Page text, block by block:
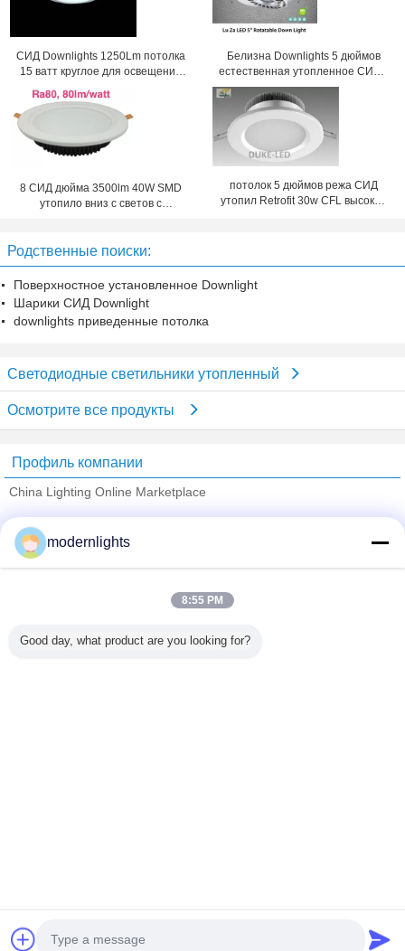
СИД Downlights 1250Lm потолка
15 ватт круглое для освещения
гостиницы
Белизна Downlights 5 дюймов
естественная утопленное СИД с
энергосберегающий
8 СИД дюйма 3500lm 40W SMD
утопило вниз с светов с
потолок 5 дюймов режа СИД
утопил Retrofit 30w CFL высокой
Родственные поиски:
Поверхностное установленное Downlight
Шарики СИД Downlight
downlights приведенные потолка
Светодиодные светильники утопленный
Осмотрите все продукты
Профиль компании
China Lighting Online Marketplace
Trust Seal
Verified Suplier
Все продукты
Developed by
modernlights
8:55 PM
Good day, what product are you looking for?